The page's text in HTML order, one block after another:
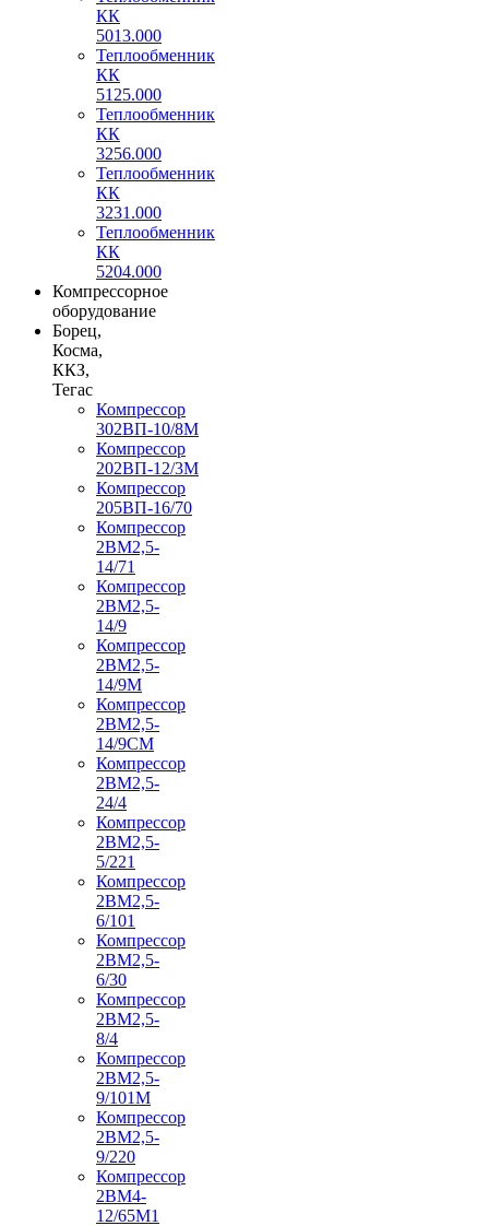
КК
5013.000
Теплообменник
КК
5125.000
Теплообменник
КК
3256.000
Теплообменник
КК
3231.000
Теплообменник
КК
5204.000
Компрессорное
оборудование
Борец,
Косма,
ККЗ,
Тегас
Компрессор
302ВП-10/8М
Компрессор
202ВП-12/3М
Компрессор
205ВП-16/70
Компрессор
2ВМ2,5-
14/71
Компрессор
2ВМ2,5-
14/9
Компрессор
2ВМ2,5-
14/9М
Компрессор
2ВМ2,5-
14/9СМ
Компрессор
2ВМ2,5-
24/4
Компрессор
2ВМ2,5-
5/221
Компрессор
2ВМ2,5-
6/101
Компрессор
2ВМ2,5-
6/30
Компрессор
2ВМ2,5-
8/4
Компрессор
2ВМ2,5-
9/101М
Компрессор
2ВМ2,5-
9/220
Компрессор
2ВМ4-
12/65М1